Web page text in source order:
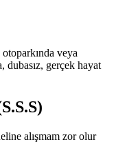
veya
dubasız, gerçek hayat
alışmam zor olur